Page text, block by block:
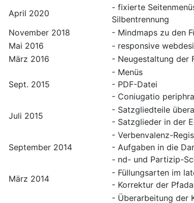
April 2020
- fixierte
Silbentrennung
November 2018
- Mindmaps zu den
Mai 2016
- responsive
März 2016
- Neugestaltung der
Sept. 2015
- Menüs
- PDF-Datei
- Coniugatio
Juli 2015
- Satzgliedteile
- Satzglieder in der
September 2014
- Verbenvalenz-
- Aufgaben in die
- nd- und Partizip-
März 2014
- Füllungsarten im
- Korrektur der
- Überarbeitung der